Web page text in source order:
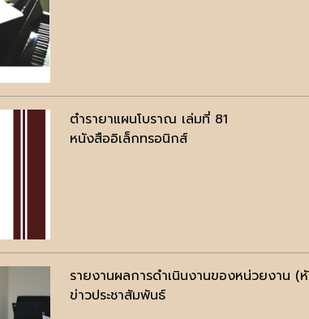
ตำรายาแผนโบราณ เล่มที่ 81
หนังสืออิเล็กทรอนิกส์
รายงานผลการดำเนินงานของหน่วยงาน (
ข่าวประชาสัมพันธ์